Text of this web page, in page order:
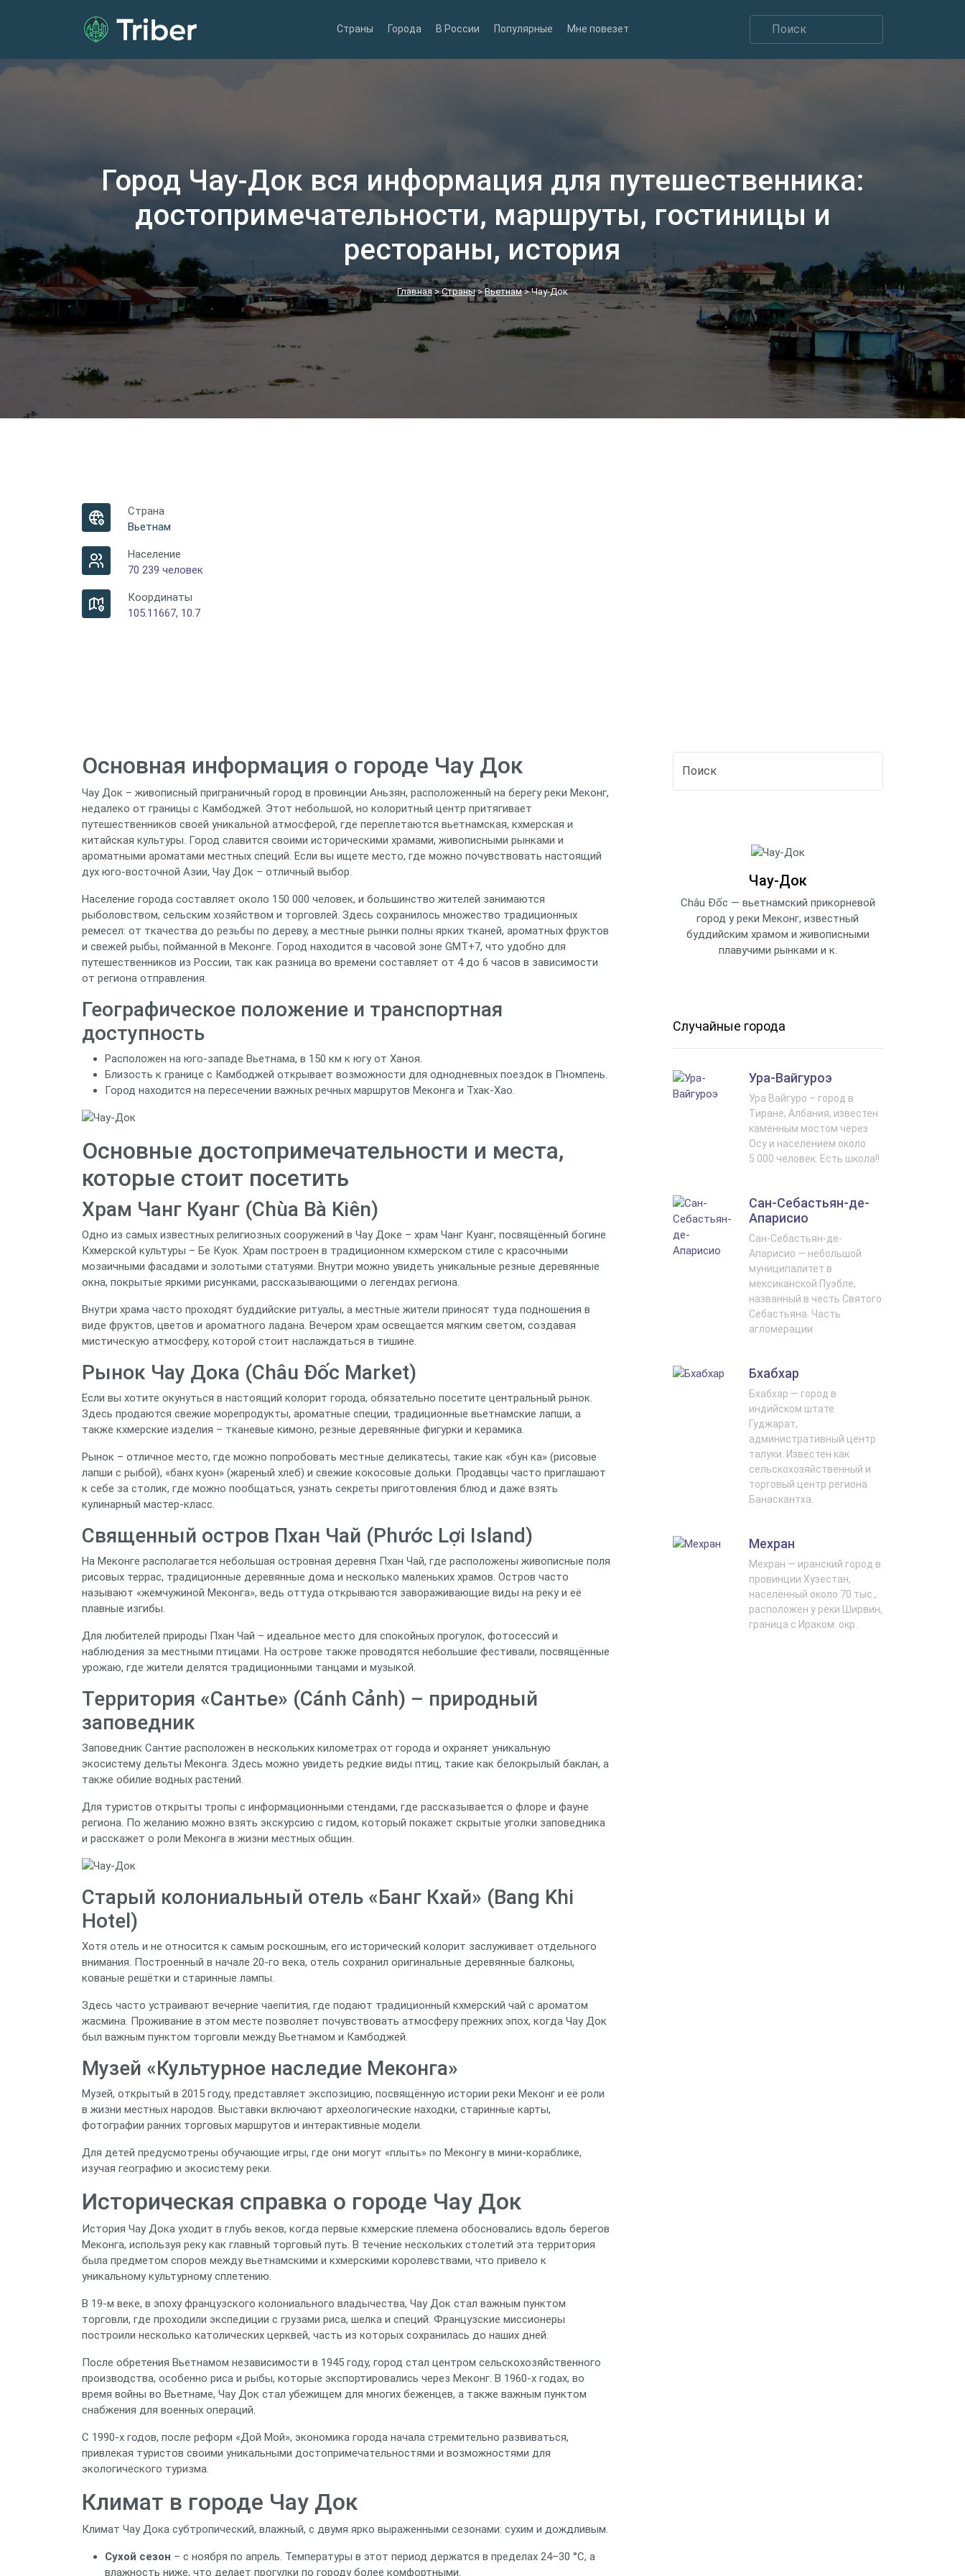
Страны Города В России Популярные Мне повезет
Город Чау-Док вся информация для путешественника:
достопримечательности, маршруты, гостиницы и
рестораны, история
Главная>Страны>Вьетнам>Чау-Док
Страна
Вьетнам
Население
70 239 человек
Координаты
105.11667, 10.7
Основная информация о городе Чау Док
Чау Док – живописный приграничный город в провинции Аньзян, расположенный на берегу реки Меконг,
недалеко от границы с Камбоджей. Этот небольшой, но колоритный центр притягивает
путешественников своей уникальной атмосферой, где переплетаются вьетнамская, кхмерская и
китайская культуры. Город славится своими историческими храмами, живописными рынками и
ароматными ароматами местных специй. Если вы ищете место, где можно почувствовать настоящий
дух юго‑восточной Азии, Чау Док – отличный выбор.
Население города составляет около 150 000 человек, и большинство жителей занимаются
рыболовством, сельским хозяйством и торговлей. Здесь сохранилось множество традиционных
ремесел: от ткачества до резьбы по дереву, а местные рынки полны ярких тканей, ароматных фруктов
и свежей рыбы, пойманной в Меконге. Город находится в часовой зоне GMT+7, что удобно для
путешественников из России, так как разница во времени составляет от 4 до 6 часов в зависимости
от региона отправления.
Географическое положение и транспортная
доступность
Расположен на юго‑западе Вьетнама, в 150 км к югу от Ханоя.
Близость к границе с Камбоджей открывает возможности для однодневных поездок в Пномпень.
Город находится на пересечении важных речных маршрутов Меконга и Тхак-Хао.
Основные достопримечательности и места,
которые стоит посетить
Храм Чанг Куанг (Chùa Bà Kiên)
Одно из самых известных религиозных сооружений в Чау Доке – храм Чанг Куанг, посвящённый богине
Кхмерской культуры – Бе Куок. Храм построен в традиционном кхмерском стиле с красочными
мозаичными фасадами и золотыми статуями. Внутри можно увидеть уникальные резные деревянные
окна, покрытые яркими рисунками, рассказывающими о легендах региона.
Внутри храма часто проходят буддийские ритуалы, а местные жители приносят туда подношения в
виде фруктов, цветов и ароматного ладана. Вечером храм освещается мягким светом, создавая
мистическую атмосферу, которой стоит наслаждаться в тишине.
Рынок Чау Дока (Châu Đốc Market)
Если вы хотите окунуться в настоящий колорит города, обязательно посетите центральный рынок.
Здесь продаются свежие морепродукты, ароматные специи, традиционные вьетнамские лапши, а
также кхмерские изделия – тканевые кимоно, резные деревянные фигурки и керамика.
Рынок – отличное место, где можно попробовать местные деликатесы, такие как «бун ка» (рисовые
лапши с рыбой), «банх куон» (жареный хлеб) и свежие кокосовые дольки. Продавцы часто приглашают
к себе за столик, где можно пообщаться, узнать секреты приготовления блюд и даже взять
кулинарный мастер‑класс.
Священный остров Пхан Чай (Phước Lợi Island)
На Меконге располагается небольшая островная деревня Пхан Чай, где расположены живописные поля
рисовых террас, традиционные деревянные дома и несколько маленьких храмов. Остров часто
называют «жемчужиной Меконга», ведь оттуда открываются завораживающие виды на реку и её
плавные изгибы.
Для любителей природы Пхан Чай – идеальное место для спокойных прогулок, фотосессий и
наблюдения за местными птицами. На острове также проводятся небольшие фестивали, посвящённые
урожаю, где жители делятся традиционными танцами и музыкой.
Территория «Сантье» (Cánh Cảnh) – природный
заповедник
Заповедник Сантие расположен в нескольких километрах от города и охраняет уникальную
экосистему дельты Меконга. Здесь можно увидеть редкие виды птиц, такие как белокрылый баклан, а
также обилие водных растений.
Для туристов открыты тропы с информационными стендами, где рассказывается о флоре и фауне
региона. По желанию можно взять экскурсию с гидом, который покажет скрытые уголки заповедника
и расскажет о роли Меконга в жизни местных общин.
Старый колониальный отель «Банг Кхай» (Bang Khi
Hotel)
Хотя отель и не относится к самым роскошным, его исторический колорит заслуживает отдельного
внимания. Построенный в начале 20‑го века, отель сохранил оригинальные деревянные балконы,
кованые решётки и старинные лампы.
Здесь часто устраивают вечерние чаепития, где подают традиционный кхмерский чай с ароматом
жасмина. Проживание в этом месте позволяет почувствовать атмосферу прежних эпох, когда Чау Док
был важным пунктом торговли между Вьетнамом и Камбоджей.
Музей «Культурное наследие Меконга»
Музей, открытый в 2015 году, представляет экспозицию, посвящённую истории реки Меконг и её роли
в жизни местных народов. Выставки включают археологические находки, старинные карты,
фотографии ранних торговых маршрутов и интерактивные модели.
Для детей предусмотрены обучающие игры, где они могут «плыть» по Меконгу в мини‑кораблике,
изучая географию и экосистему реки.
Историческая справка о городе Чау Док
История Чау Дока уходит в глубь веков, когда первые кхмерские племена обосновались вдоль берегов
Меконга, используя реку как главный торговый путь. В течение нескольких столетий эта территория
была предметом споров между вьетнамскими и кхмерскими королевствами, что привело к
уникальному культурному сплетению.
В 19‑м веке, в эпоху французского колониального владычества, Чау Док стал важным пунктом
торговли, где проходили экспедиции с грузами риса, шелка и специй. Французские миссионеры
построили несколько католических церквей, часть из которых сохранилась до наших дней.
После обретения Вьетнамом независимости в 1945 году, город стал центром сельскохозяйственного
производства, особенно риса и рыбы, которые экспортировались через Меконг. В 1960‑х годах, во
время войны во Вьетнаме, Чау Док стал убежищем для многих беженцев, а также важным пунктом
снабжения для военных операций.
С 1990‑х годов, после реформ «Дой Мой», экономика города начала стремительно развиваться,
привлекая туристов своими уникальными достопримечательностями и возможностями для
экологического туризма.
Климат в городе Чау Док
Климат Чау Дока субтропический, влажный, с двумя ярко выраженными сезонами: сухим и дождливым.
Сухой сезон – с ноября по апрель. Температуры в этот период держатся в пределах 24–30 °C, а
влажность ниже, что делает прогулки по городу более комфортными.
Чау-Док
Châu Đốc — вьетнамский прикорневой
город у реки Меконг, известный
буддийским храмом и живописными
плавучими рынками и к.
Случайные города
Ура-Вайгуроэ
Ура Вайгуро – город в
Тиране, Албания, известен
каменным мостом через
Осу и населением около
5 000 человек. Есть школа!!
Сан-Себастьян-де-
Апарисио
Сан-Себастьян-де-
Апарисио — небольшой
муниципалитет в
мексиканской Пуэбле,
названный в честь Святого
Себастьяна. Часть
агломерации.
Бхабхар
Бхабхар — город в
индийском штате
Гуджарат,
административный центр
талуки. Известен как
сельскохозяйственный и
торговый центр региона
Банаскантха.
Мехран
Мехран — иранский город в
провинции Хузестан,
населённый около 70 тыс.,
расположен у реки Ширвин,
граница с Ираком. окр.